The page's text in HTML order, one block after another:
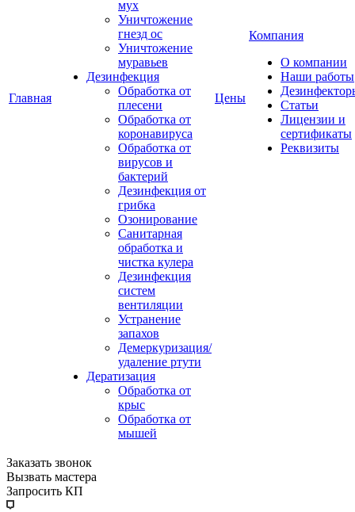
Главная
мух
Уничтожение
гнезд ос
Уничтожение
муравьев
Дезинфекция
Обработка от
плесени
Обработка от
коронавируса
Обработка от
вирусов и
бактерий
Дезинфекция от
грибка
Озонирование
Санитарная
обработка и
чистка кулера
Дезинфекция
систем
вентиляции
Устранение
запахов
Демеркуризация/
удаление ртути
Дератизация
Обработка от
крыс
Обработка от
мышей
Цены
Компания
О компании
Наши работы
Статьи
Лицензии и
сертификаты
Реквизиты
Заказать звонок
Вызвать мастера
Запросить КП